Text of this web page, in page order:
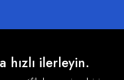
hızlı ilerleyin.
Zamanı
Elektronik